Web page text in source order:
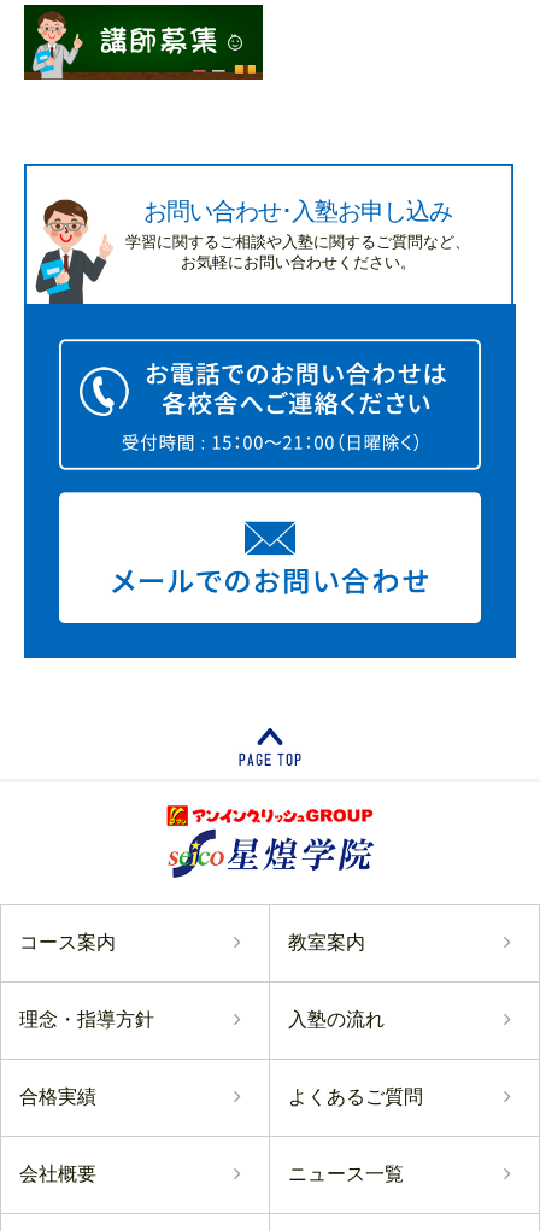
お問い合わせ･入塾お申し込み
学習に関するご相談や入塾に関するご質問など、
お気軽にお問い合わせください。
コース案内 教室案内
理念・指導方針 入塾の流れ
合格実績 よくあるご質問
会社概要 ニュース一覧